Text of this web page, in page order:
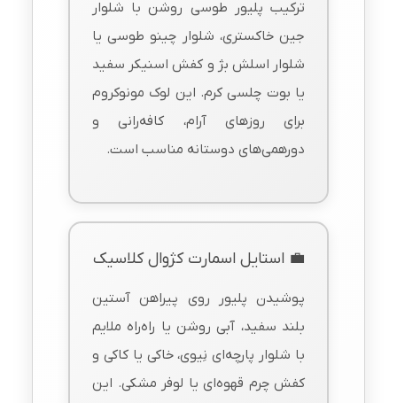
ترکیب پلیور طوسی روشن با شلوار
جین خاکستری، شلوار چینو طوسی یا
شلوار اسلش بژ و کفش اسنیکر سفید
یا بوت چلسی کرم. این لوک مونوکروم
برای روزهای آرام، کافه‌رانی و
دورهمی‌های دوستانه مناسب است.
💼 استایل اسمارت کژوال کلاسیک
پوشیدن پلیور روی پیراهن آستین
بلند سفید، آبی روشن یا راه‌راه ملایم
با شلوار پارچه‌ای نِیوی، خاکی یا کاکی و
کفش چرم قهوه‌ای یا لوفر مشکی. این